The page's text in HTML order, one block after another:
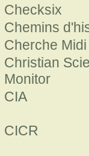
Checksix
Chemins
Cherche Midi
Christian
Monitor
CIA
CICR